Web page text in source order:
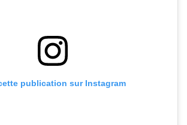
publication sur Instagram